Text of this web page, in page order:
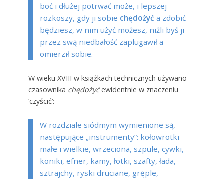
boć i dłużej potrwać może, i lepszej
rozkoszy, gdy ji sobie chędożyć a zdobić
będziesz, w nim użyć możesz, niżli byś ji
przez swą niedbałość zaplugawił a
omierził sobie.
W wieku XVIII w książkach technicznych używano
czasownika chędożyćewidentnie w znaczeniu
‘czyścić’:
W rozdziale siódmym wymienione są,
następujące „instrumenty”: kołowrotki
małe i wielkie, wrzeciona, szpule, cywki,
koniki, efner, kamy, łotki, szafty, łada,
sztrajchy, ryski druciane, gręple,